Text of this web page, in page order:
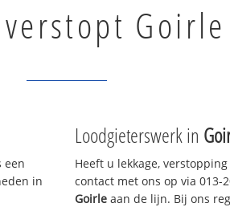
Goirle
een
in
Loodgieterswerk in
Heeft u lekkage,
contact met ons op via
Goirle aan de lijn. Bij ons